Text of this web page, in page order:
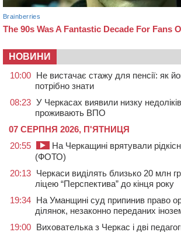
НОВИНИ
10:00 Не вистачає стажу для пенсії: як
потрібно знати
08:23 У Черкасах виявили низку
проживають ВПО
07 СЕРПНЯ 2026, П'ЯТНИЦЯ
20:55
На Черкащині врятували
(ФОТО)
20:13 Черкаси виділять близько 20 млн
ліцею “Перспектива” до кінця року
19:34 На Уманщині суд припинив право
ділянок, незаконно переданих
19:00 Вихователька з Черкас і дві